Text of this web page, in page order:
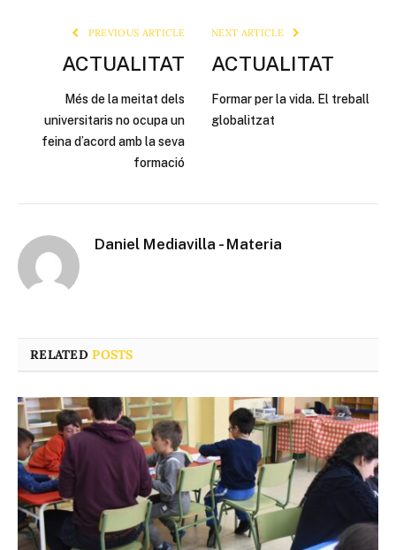
PREVIOUS ARTICLE
ACTUALITAT
Més de la meitat dels
universitaris no ocupa un
feina d’acord amb la seva
formació
NEXT ARTICLE
ACTUALITAT
Formar per la vida. El treball
globalitzat
Daniel Mediavilla - Materia
RELATEDPOSTS